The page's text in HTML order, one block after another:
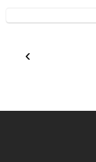
‹